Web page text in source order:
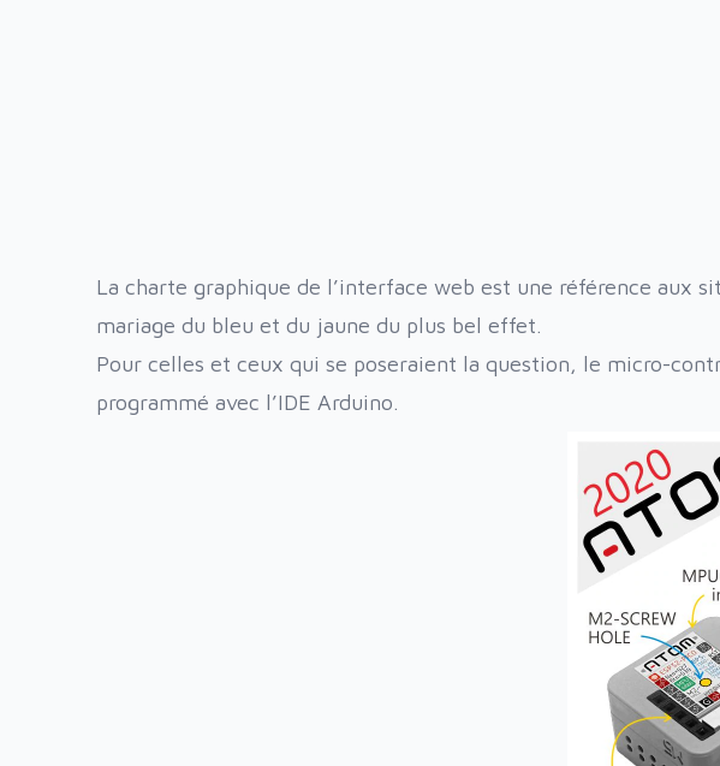
La charte graphique de l’interface web est une référence aux
mariage du bleu et du jaune du plus bel effet.
Pour celles et ceux qui se poseraient la question, le micro-
programmé avec l’IDE Arduino.